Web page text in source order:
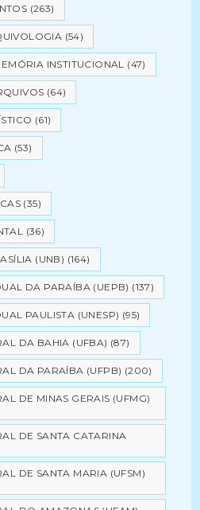
(263)
(54)
INSTITUCIONAL (47)
(64)
(61)
(53)
(35)
(36)
(UNB) (164)
DA PARAÍBA (UEPB) (137)
PAULISTA (UNESP) (95)
DA BAHIA (UFBA) (87)
DA PARAÍBA (UFPB) (200)
DE MINAS GERAIS (UFMG)
DE SANTA CATARINA
DE SANTA MARIA (UFSM)